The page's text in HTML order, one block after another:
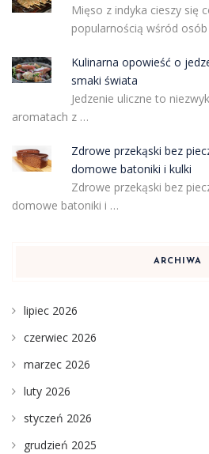
Mięso z indyka cieszy się
popularnością wśród
Kulinarna opowieść o
smaki świata
Jedzenie uliczne to
aromatach z …
Zdrowe przekąski bez
domowe batoniki i kulki
Zdrowe przekąski bez
domowe batoniki i …
ARCHIWA
lipiec 2026
czerwiec 2026
marzec 2026
luty 2026
styczeń 2026
grudzień 2025